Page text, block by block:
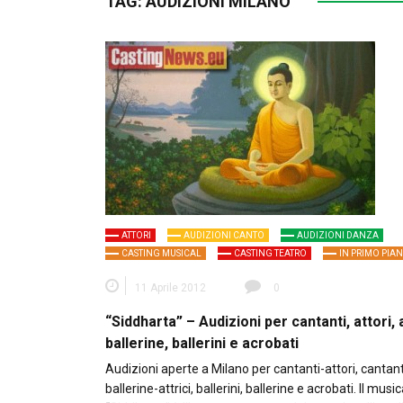
ATTORI AUDIZIONI CANTO
AUDIZIONI DANZA
CASTING MUSICAL
CASTING TEATRO IN PRIMO
11 Aprile 2012 0
“Siddharta” – Audizioni per cantanti, attori,
ballerine, ballerini e acrobati
Audizioni aperte a Milano per cantanti-attori,
ballerine-attrici, ballerini, ballerine e acrobati. Il